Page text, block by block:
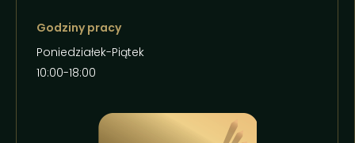
Godziny pracy
Poniedziałek-Piątek
10:00-18:00